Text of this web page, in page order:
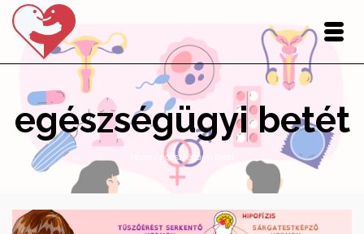
egészségügyi betét
egészségügyi betét